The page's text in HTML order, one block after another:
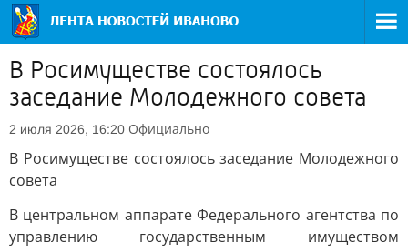
В Росимуществе состоялось
заседание Молодежного совета
2 июля 2026, 16:20 Официально
В Росимуществе состоялось заседание Молодежного
совета
В центральном аппарате Федерального агентства по
управлению государственным имуществом